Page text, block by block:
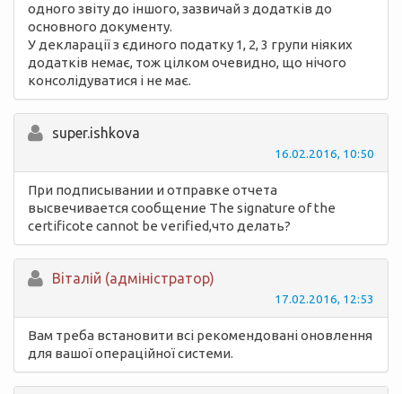
одного звіту до іншого, зазвичай з додатків до
основного документу.
У декларації з єдиного податку 1, 2, 3 групи ніяких
додатків немає, тож цілком очевидно, що нічого
консолідуватися і не має.
super.ishkova
16.02.2016, 10:50
При подписывании и отправке отчета
высвечивается сообщение The signature of the
certificote cannot be verified,что делать?
Вiталій (адміністратор)
17.02.2016, 12:53
Вам треба встановити всі рекомендовані оновлення
для вашої операційної системи.